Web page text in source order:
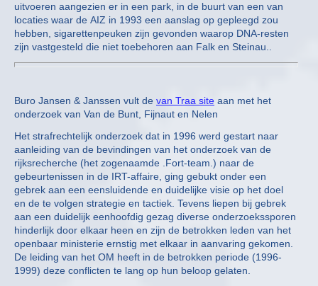
uitvoeren aangezien er in een park, in de buurt van een van
locaties waar de AIZ in 1993 een aanslag op gepleegd zou
hebben, sigarettenpeuken zijn gevonden waarop DNA-resten
zijn vastgesteld die niet toebehoren aan Falk en Steinau..
Buro Jansen & Janssen vult de van Traa site aan met het
onderzoek van Van de Bunt, Fijnaut en Nelen
Het strafrechtelijk onderzoek dat in 1996 werd gestart naar
aanleiding van de bevindingen van het onderzoek van de
rijksrecherche (het zogenaamde .Fort-team.) naar de
gebeurtenissen in de IRT-affaire, ging gebukt onder een
gebrek aan een eensluidende en duidelijke visie op het doel
en de te volgen strategie en tactiek. Tevens liepen bij gebrek
aan een duidelijk eenhoofdig gezag diverse onderzoekssporen
hinderlijk door elkaar heen en zijn de betrokken leden van het
openbaar ministerie ernstig met elkaar in aanvaring gekomen.
De leiding van het OM heeft in de betrokken periode (1996-
1999) deze conflicten te lang op hun beloop gelaten.